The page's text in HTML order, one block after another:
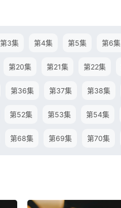
第3集 第4集 第5集 第6集
第20集 第21集 第22集
第36集 第37集 第38集
第52集 第53集 第54集
第68集 第69集 第70集